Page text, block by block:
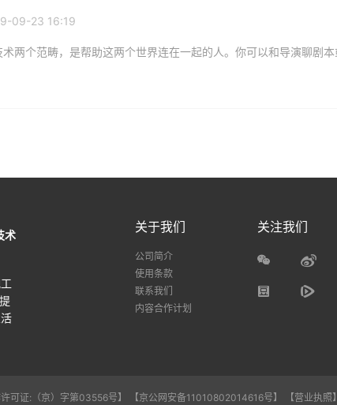
09-23 16:19
术
关于我们
公司简介
使用条款
联系我们
内容合作计划
关注我们
许可证:（京）字第03556号】 【京公网安备11010802014616号】 【营业执照】